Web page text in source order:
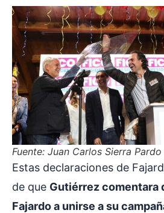
Fuente: Juan Carlos Sierra Pardo
Estas declaraciones de
de que Gutiérrez comentara
Fajardo a unirse a su